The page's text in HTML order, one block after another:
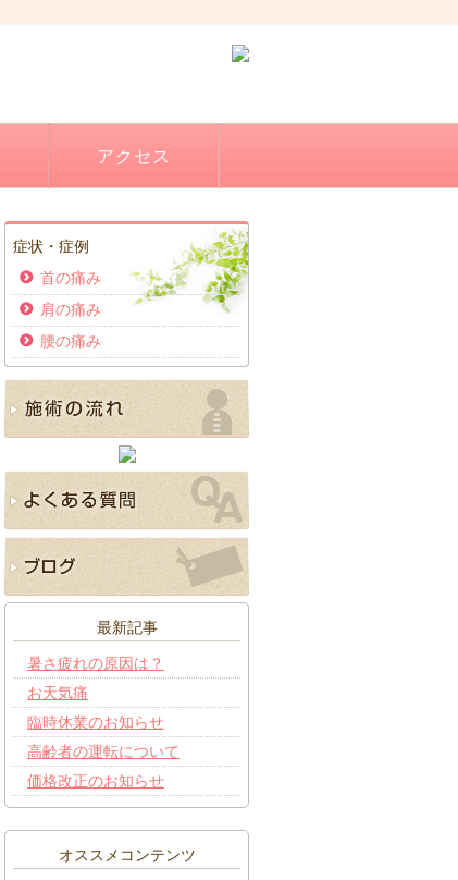
アクセス
症状・症例
首の痛み
肩の痛み
腰の痛み
最新記事
暑さ疲れの原因は？
お天気痛
臨時休業のお知らせ
高齢者の運転について
価格改正のお知らせ
オススメコンテンツ